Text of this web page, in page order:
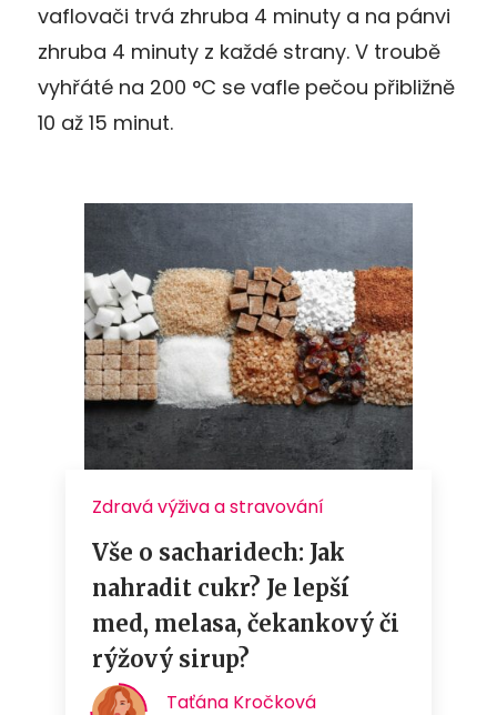
vaflovači trvá zhruba 4 minuty a na pánvi
zhruba 4 minuty z každé strany. V troubě
vyhřáté na 200 °C se vafle pečou přibližně
10 až 15 minut.